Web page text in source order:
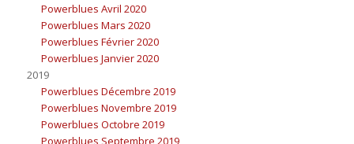
Powerblues Avril 2020
Powerblues Mars 2020
Powerblues Février 2020
Powerblues Janvier 2020
2019
Powerblues Décembre 2019
Powerblues Novembre 2019
Powerblues Octobre 2019
Powerblues Septembre 2019